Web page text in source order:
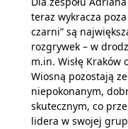
teraz wykracza
czarni” są
rozgrywek – w
m.in. Wisłę Kraków
Wiosną pozostają
niepokonanym,
skutecznym, co
lidera w swojej